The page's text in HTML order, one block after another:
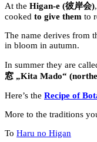
At the Higan-e (彼岸会)
cooked to give them to
The name derives from
in bloom in autumn.
In summer they are
窓 „Kita Mado“
Here’s the Recipe of
More to the traditions
To Haru no Higan